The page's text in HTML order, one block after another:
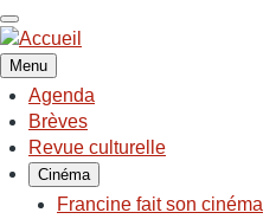
Aller
au
contenu
principal
Menu
NAVIGATION
PRINCIPALE
Agenda
Brèves
Revue culturelle
Cinéma
Francine fait son cinéma